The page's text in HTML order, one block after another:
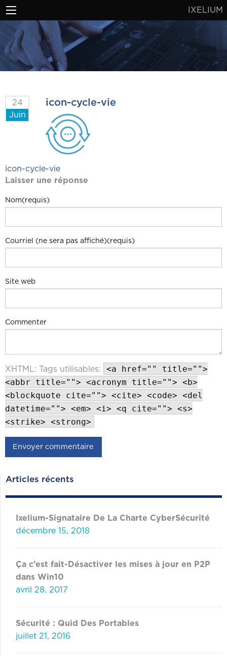
IXELIUM
24
Juin
icon-cycle-vie
Navigation
de
l’article
icon-cycle-vie
Laisser une réponse
Nom(requis)
Courriel (ne sera pas affiché)(requis)
Site web
Commenter
XHTML: Tags utilisables:
<a href="" title="">
<abbr title=""> <acronym title=""> <b>
<blockquote cite=""> <cite> <code> <del
datetime=""> <em> <i> <q cite=""> <s>
<strike> <strong>
Articles récents
Ixelium-Signataire De La Charte CyberSécurité
décembre 15, 2018
Ça c’est fait-Désactiver les mises à jour en P2P
dans Win10
avril 28, 2017
Sécurité : Quid Des Portables
juillet 21, 2016